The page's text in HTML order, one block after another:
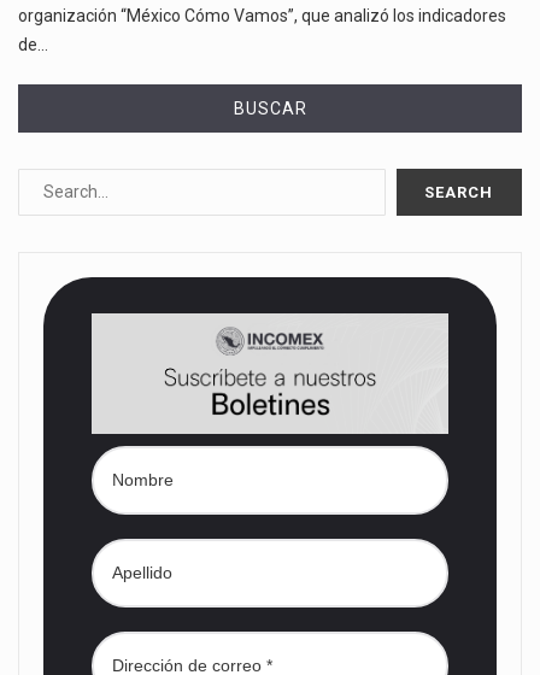
organización “México Cómo Vamos”, que analizó los indicadores
de…
BUSCAR